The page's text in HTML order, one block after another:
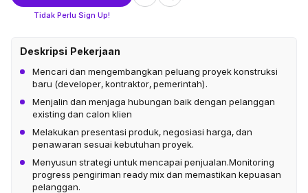
Tidak Perlu Sign Up!
Deskripsi Pekerjaan
Mencari dan mengembangkan peluang proyek konstruksi
baru (developer, kontraktor, pemerintah).
Menjalin dan menjaga hubungan baik dengan pelanggan
existing dan calon klien
Melakukan presentasi produk, negosiasi harga, dan
penawaran sesuai kebutuhan proyek.
Menyusun strategi untuk mencapai penjualan.Monitoring
progress pengiriman ready mix dan memastikan kepuasan
pelanggan.